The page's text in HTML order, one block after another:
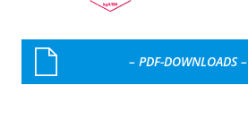
– PDF-DOWNLOADS –